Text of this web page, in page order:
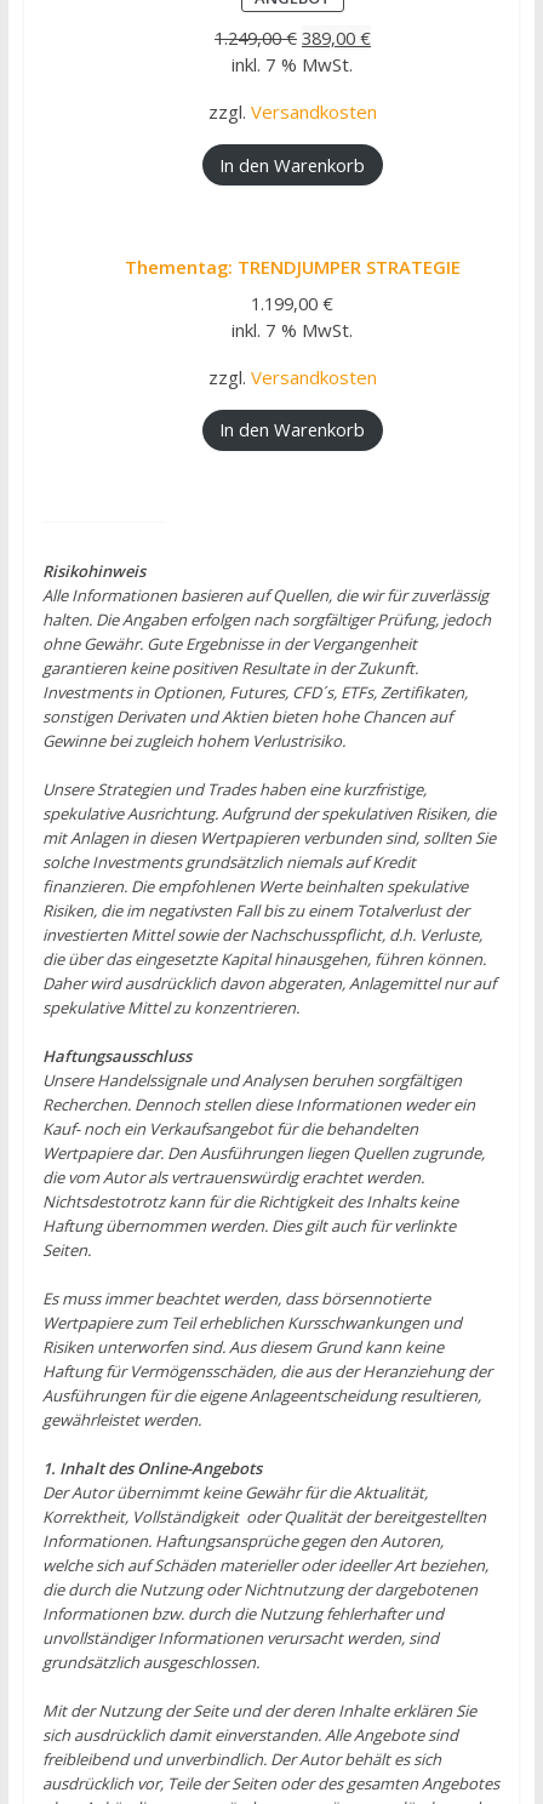
IM
ANGEBOT
1.249,00€ 389,00 €
inkl. 7 % MwSt.
zzgl. Versandkosten
In den Warenkorb
Thementag: TRENDJUMPER STRATEGIE
1.199,00€
inkl. 7 % MwSt.
zzgl. Versandkosten
In den Warenkorb
Risikohinweis
Alle Informationen basieren auf Quellen, die wir für zuverlässig
halten. Die Angaben erfol­gen nach sorgfältiger Prüfung, jedoch
ohne Gewähr. Gute Ergebnisse in der Vergangenheit
garantieren keine positiven Resultate in der Zukunft.
Investments in Optionen, Futures, CFD´s, ETFs, Zertifikaten,
sonstigen Derivaten und Aktien bieten hohe Chancen auf
Gewinne bei zugleich hohem Verlustrisiko.
Unsere Strategien und Trades haben eine kurzfristige,
spekulative Ausrichtung. Aufgrund der spekulativen Risiken, die
mit Anlagen in diesen Wertpapieren verbunden sind, sollten Sie
solche Investments grundsätzlich niemals auf Kredit
finanzieren. Die empfohlenen Werte beinhalten spekulative
Risiken, die im negativsten Fall bis zu einem Totalverlust der
investierten Mittel sowie der Nachschusspflicht, d.h. Verluste,
die über das eingesetzte Kapital hinausgehen, führen können.
Daher wird ausdrücklich davon abgeraten, Anlagemittel nur auf
spekulative Mittel zu konzentrieren.
Haftungsausschluss
Unsere Handelssignale und Analysen beruhen sorgfältigen
Recherchen. Dennoch stellen diese Informationen weder ein
Kauf- noch ein Verkaufsangebot für die behandelten
Wertpapiere dar. Den Ausführungen liegen Quellen zugrunde,
die vom Autor als vertrauenswürdig erachtet werden.
Nichtsdestotrotz kann für die Richtigkeit des Inhalts keine
Haftung übernommen werden. Dies gilt auch für verlinkte
Seiten.
Es muss immer beachtet werden, dass börsennotierte
Wertpapiere zum Teil erheblichen Kursschwankungen und
Risiken unterworfen sind. Aus diesem Grund kann keine
Haftung für Vermögensschäden, die aus der Heranziehung der
Ausführungen für die eigene Anlageentscheidung resultieren,
gewährleistet werden.
1. Inhalt des Online-Angebots
Der Autor übernimmt keine Gewähr für die Aktualität,
Korrektheit, Vollständigkeit oder Qualität der bereitgestellten
Informationen. Haftungsansprüche gegen den Autoren,
welche sich auf Schäden materieller oder ideeller Art beziehen,
die durch die Nutzung oder Nichtnutzung der dargebotenen
Informationen bzw. durch die Nutzung fehlerhafter und
unvollständiger Informationen verursacht werden, sind
grundsätzlich ausgeschlossen.
Mit der Nutzung der Seite und der deren Inhalte erklären Sie
sich ausdrücklich damit einverstanden. Alle Angebote sind
freibleibend und unverbindlich. Der Autor behält es sich
ausdrücklich vor, Teile der Seiten oder des gesamten Angebotes